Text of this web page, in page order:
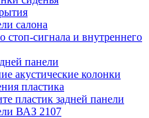
салона
сигнала и внутреннего
панели
акустические колонки
пластика
пластик задней панели
ВАЗ 2107